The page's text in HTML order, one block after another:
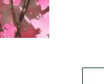
фотообои